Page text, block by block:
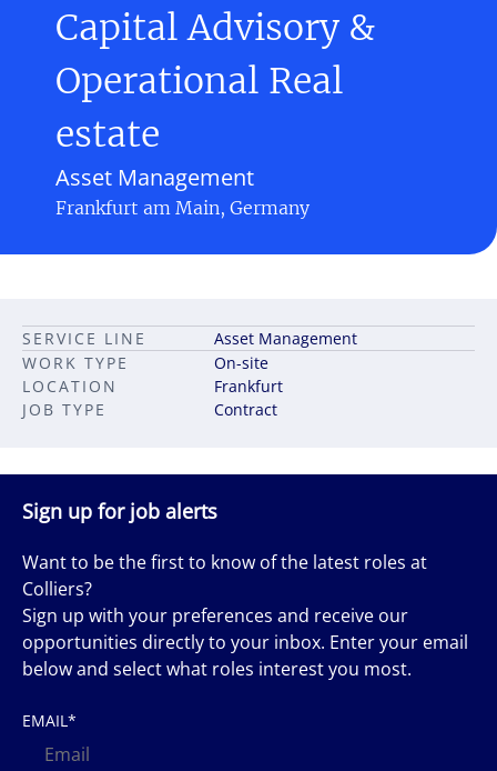
Capital Advisory &
Operational Real
estate
Asset Management
Frankfurt am Main, Germany
JOB TYPE Contract
LOCATION Frankfurt
SERVICE LINE
Asset Management
WORK TYPE
On-site
Sign up for job alerts
Want to be the first to know of the latest roles at
Colliers?
Sign up with your preferences and receive our
opportunities directly to your inbox. Enter your email
below and select what roles interest you most.
EMAIL*